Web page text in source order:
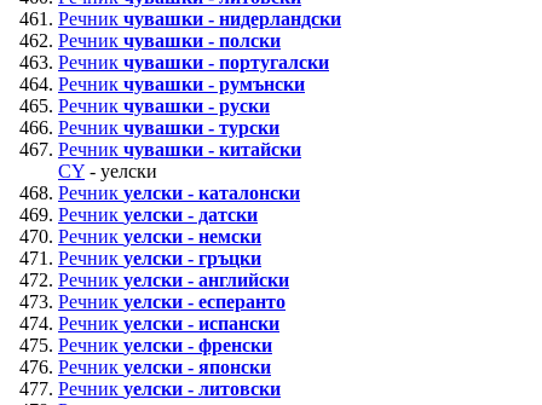
Речник чувашки - нидерландски
Речник чувашки - полски
Речник чувашки - португалски
Речник чувашки - румънски
Речник чувашки - руски
Речник чувашки - турски
Речник чувашки - китайски
CY - уелски
Речник уелски - каталонски
Речник уелски - датски
Речник уелски - немски
Речник уелски - гръцки
Речник уелски - английски
Речник уелски - есперанто
Речник уелски - испански
Речник уелски - френски
Речник уелски - японски
Речник уелски - литовски